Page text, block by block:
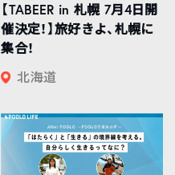
【TABEER in 札幌 7月4日開
催決定！】旅好きよ、札幌に
集合！
北海道